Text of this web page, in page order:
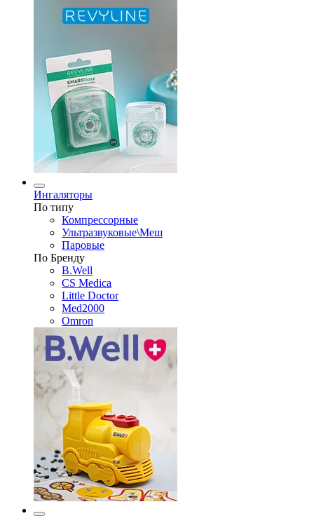
Ингаляторы
По типу
Компрессорные
Ультразвуковые\Меш
Паровые
По Бренду
B.Well
CS Medica
Little Doctor
Med2000
Omron